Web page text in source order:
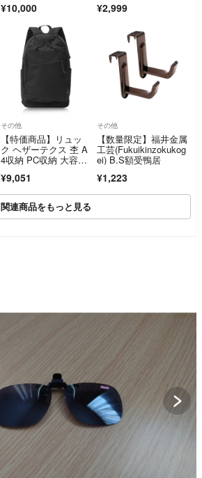
¥10,000 ¥2,999
その他
【特価商品】リュッ
ク ヘザーテクス 杢 A
4収納 PC収納 大容
¥9,051
その他
【数量限定】福井金属
工芸(Fukuikinzokukog
ei) B.S額受鴨居
¥1,223
関連商品をもっと見る